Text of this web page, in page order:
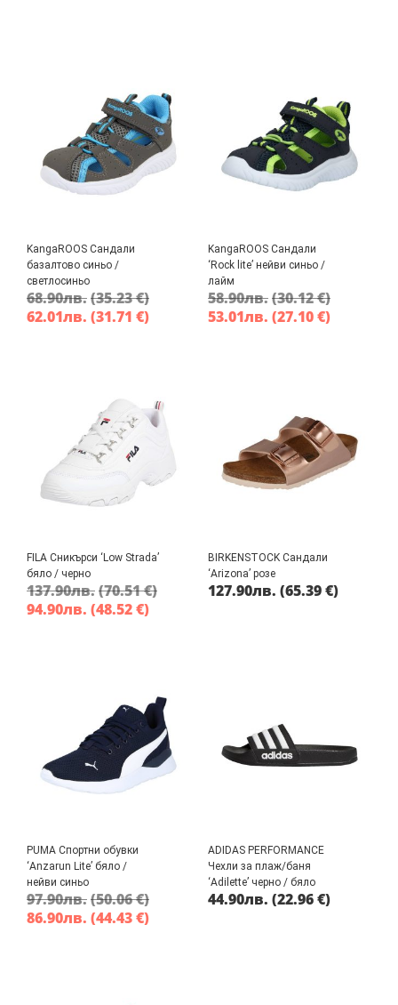
KangaROOS Сандали
базалтово синьо /
светлосиньо
68.90лв.(35.23 €)
62.01лв. (31.71 €)
KangaROOS Сандали
‘Rock lite’ нейви синьо /
лайм
58.90лв.(30.12 €)
53.01лв. (27.10 €)
FILA Сникърси ‘Low Strada’
бяло / черно
137.90лв.(70.51 €)
94.90лв. (48.52 €)
BIRKENSTOCK Сандали
‘Arizona’ розе
127.90лв. (65.39 €)
PUMA Спортни обувки
‘Anzarun Lite’ бяло /
нейви синьо
97.90лв.(50.06 €)
86.90лв. (44.43 €)
ADIDAS PERFORMANCE
Чехли за плаж/баня
‘Adilette’ черно / бяло
44.90лв. (22.96 €)